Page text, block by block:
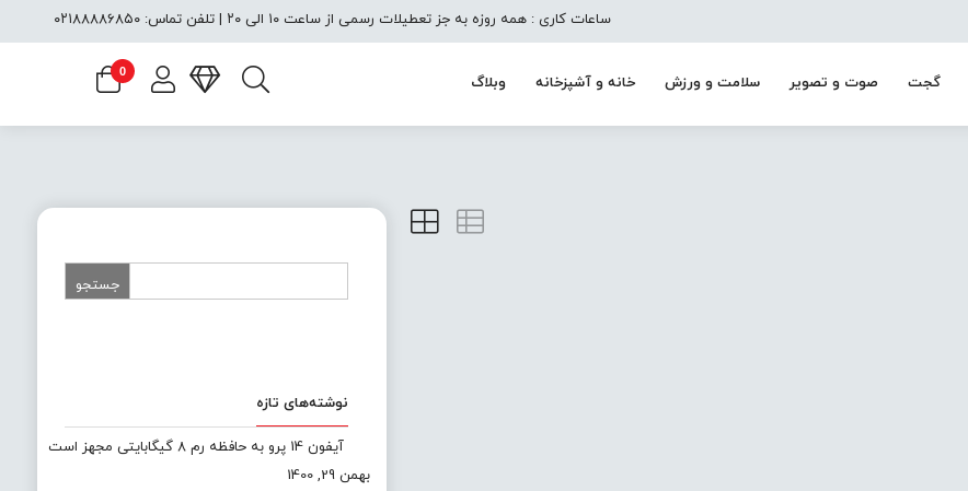
ساعات کاری : همه روزه به جز تعطیلات رسمی از ساعت ۱۰ الی ۲۰ | تلفن تماس: ۰۲۱۸۸۸۸۶۸۵۰
گجت صوت و تصویر سلامت و ورزش خانه و آشپزخانه وبلاگ
0
نوشته‌های تازه
آیفون 14 پرو به حافظه رم 8 گیگابایتی مجهز است
بهمن 29, 1400